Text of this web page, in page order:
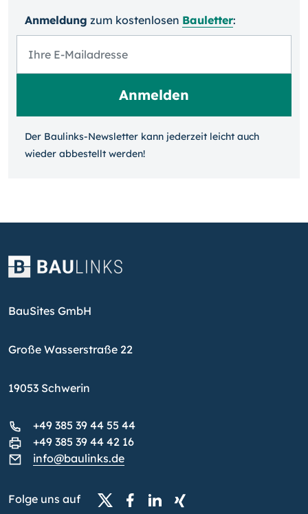
Anmeldung zum kosten­losen Bauletter:
Der Baulinks-Newsletter kann jeder­zeit leicht auch
wieder ab­bestellt werden!
BauSites GmbH
Große Wasserstraße 22
19053 Schwerin
+49 385 39 44 55 44
+49 385 39 44 42 16
info@baulinks.de
Folge uns auf